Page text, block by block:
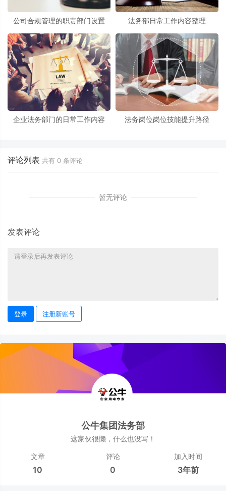
公司合规管理的职责部门设置 法务部日常工作内容整理
企业法务部门的日常工作内容 法务岗位岗位技能提升路径
评论列表 共有 0 条评论
暂无评论
发表评论
登录 注册新账号
公牛集团法务部
这家伙很懒，什么也没写！
文章
10
评论
0
加入时间
3年前